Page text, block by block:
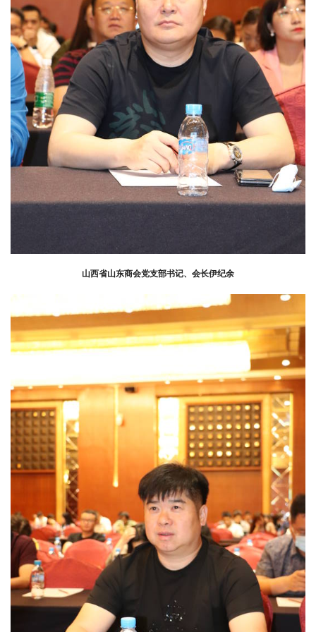
山西省山东商会党支部书记、会长伊纪余